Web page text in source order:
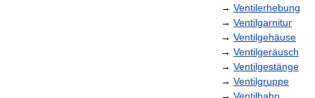
→ Ventilerhebung
→ Ventilgarnitur
→ Ventilgehäuse
→ Ventilgeräusch
→ Ventilgestänge
→ Ventilgruppe